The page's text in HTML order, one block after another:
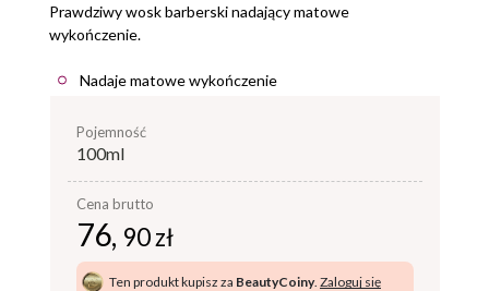
Prawdziwy wosk barberski nadający matowe
wykończenie.
Nadaje matowe wykończenie
pojemność
100ml
Cena brutto
76, 90 zł
Ten produkt kupisz za BeautyCoiny. Zaloguj się